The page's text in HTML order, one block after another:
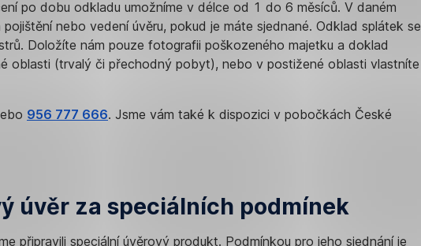
po dobu odkladu umožníme v délce od 1 do 6 měsíců. V daném
nebo vedení úvěru, pokud je máte sjednané. Odklad splátek se
Doložíte nám pouze fotografii poškozeného majetku a doklad
oblasti (trvalý či přechodný pobyt), nebo v postižené oblasti vlastníte
956 777 666. Jsme vám také k dispozici v pobočkách České
úvěr za speciálních podmínek
připravili speciální úvěrový produkt. Podmínkou pro jeho sjednání je